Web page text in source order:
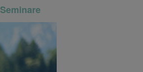
Seminare